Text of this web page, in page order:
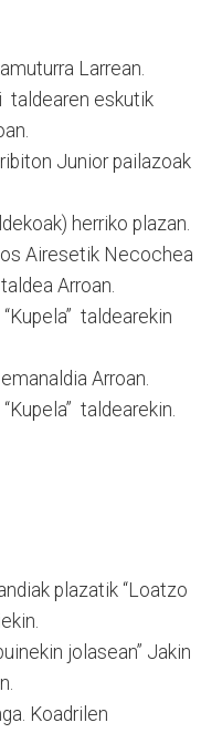
Larrean.
taldearen eskutik
Junior pailazoak
herriko plazan.
Airesetik Necochea
Arroan.
taldearekin
Arroan.
taldearekin.
plazatik “Loatzo
jolasean” Jakin
Koadrilen